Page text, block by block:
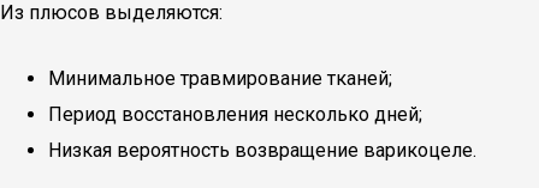
Из плюсов выделяются:
Минимальное травмирование тканей;
Период восстановления несколько дней;
Низкая вероятность возвращение варикоцеле.